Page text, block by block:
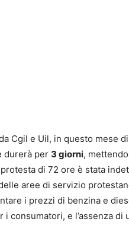
Cgil e Uil, in questo mese
durerà per 3 giorni,
protesta di 72 ore è stata
aree di servizio
i prezzi di benzina e
consumatori, e l’assenza di